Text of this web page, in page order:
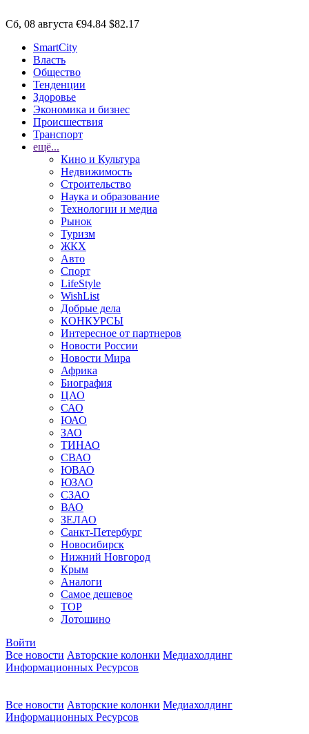
Сб, 08 августа €94.84 $82.17
SmartCity
Власть
Общество
Тенденции
Здоровье
Экономика и бизнес
Происшествия
Транспорт
ещё...
Кино и Культура
Недвижимость
Строительство
Наука и образование
Технологии и медиа
Рынок
Туризм
ЖКХ
Авто
Спорт
LifeStyle
WishList
Добрые дела
КОНКУРСЫ
Интересное от партнеров
Новости России
Новости Мира
Африка
Биография
ЦАО
САО
ЮАО
ЗАО
ТИНАО
СВАО
ЮВАО
ЮЗАО
СЗАО
ВАО
ЗЕЛАО
Санкт-Петербург
Новосибирск
Нижний Новгород
Крым
Аналоги
Самое дешевое
TOP
Лотошино
Войти
Все новости Авторские колонки Медиахолдинг
Информационных Ресурсов
Все новости Авторские колонки Медиахолдинг
Информационных Ресурсов